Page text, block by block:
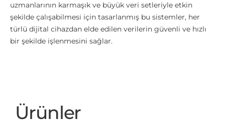
uzmanlarının karmaşık ve büyük veri setleriyle etkin
şekilde çalışabilmesi için tasarlanmış bu sistemler, her
türlü dijital cihazdan elde edilen verilerin güvenli ve hızlı
bir şekilde işlenmesini sağlar.
Ürünler